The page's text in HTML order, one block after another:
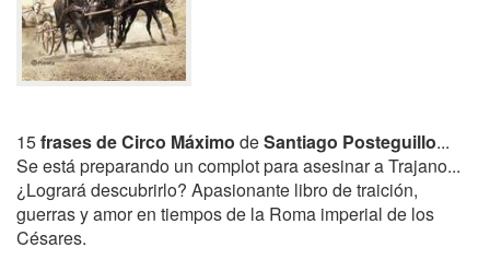
15frases de Circo Máximo deSantiago Posteguillo...
Se está preparando un complot para asesinar a Trajano...
¿Logrará descubrirlo? Apasionante libro de traición,
guerras y amor en tiempos de la Roma imperial de los
Césares.